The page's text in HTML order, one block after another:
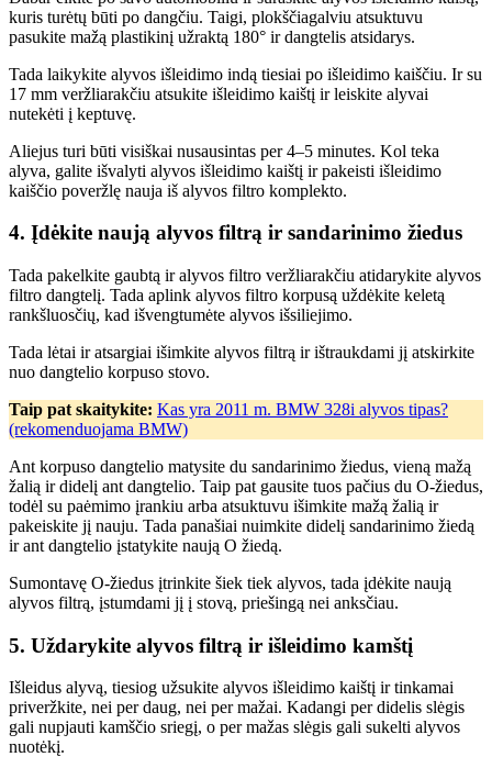
kuris turėtų būti po dangčiu. Taigi, plokščiagalviu atsuktuvu
pasukite mažą plastikinį užraktą 180° ir dangtelis atsidarys.
Tada laikykite alyvos išleidimo indą tiesiai po išleidimo kaiščiu. Ir su
17 mm veržliarakčiu atsukite išleidimo kaištį ir leiskite alyvai
nutekėti į keptuvę.
Aliejus turi būti visiškai nusausintas per 4–5 minutes. Kol teka
alyva, galite išvalyti alyvos išleidimo kaištį ir pakeisti išleidimo
kaiščio poveržlę nauja iš alyvos filtro komplekto.
4. Įdėkite naują alyvos filtrą ir sandarinimo žiedus
Tada pakelkite gaubtą ir alyvos filtro veržliarakčiu atidarykite alyvos
filtro dangtelį. Tada aplink alyvos filtro korpusą uždėkite keletą
rankšluosčių, kad išvengtumėte alyvos išsiliejimo.
Tada lėtai ir atsargiai išimkite alyvos filtrą ir ištraukdami jį atskirkite
nuo dangtelio korpuso stovo.
Taip pat skaitykite: Kas yra 2011 m. BMW 328i alyvos tipas?
(rekomenduojama BMW)
Ant korpuso dangtelio matysite du sandarinimo žiedus, vieną mažą
žalią ir didelį ant dangtelio. Taip pat gausite tuos pačius du O-žiedus,
todėl su paėmimo įrankiu arba atsuktuvu išimkite mažą žalią ir
pakeiskite jį nauju. Tada panašiai nuimkite didelį sandarinimo žiedą
ir ant dangtelio įstatykite naują O žiedą.
Sumontavę O-žiedus įtrinkite šiek tiek alyvos, tada įdėkite naują
alyvos filtrą, įstumdami jį į stovą, priešingą nei anksčiau.
5. Uždarykite alyvos filtrą ir išleidimo kamštį
Išleidus alyvą, tiesiog užsukite alyvos išleidimo kaištį ir tinkamai
priveržkite, nei per daug, nei per mažai. Kadangi per didelis slėgis
gali nupjauti kamščio sriegį, o per mažas slėgis gali sukelti alyvos
nuotėkį.